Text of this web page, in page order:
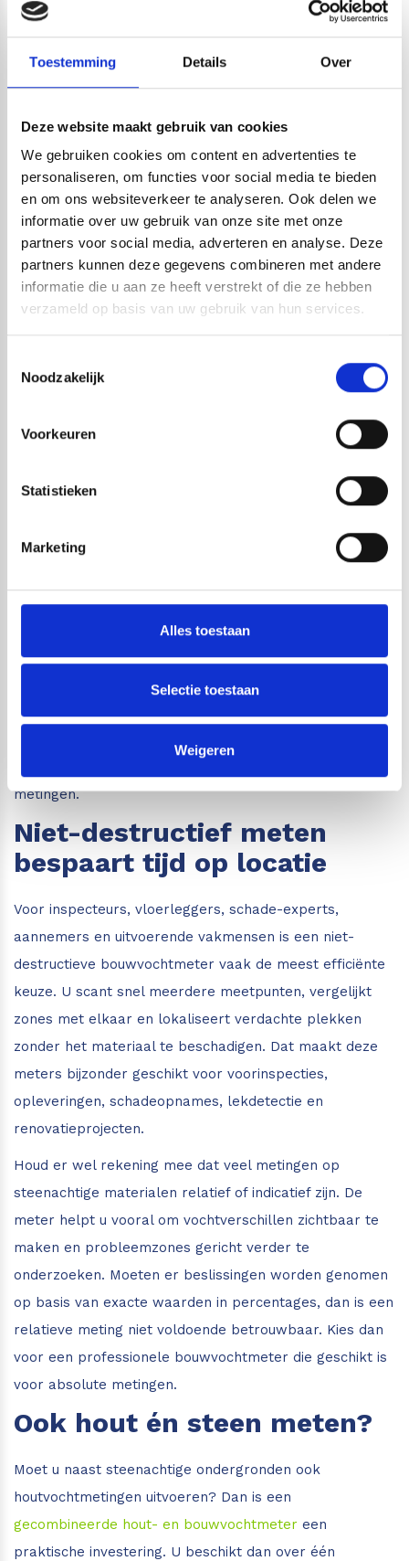
Toestemming Details Over
Deze website maakt gebruik van cookies
We gebruiken cookies om content en advertenties te
personaliseren, om functies voor social media te bieden
en om ons websiteverkeer te analyseren. Ook delen we
informatie over uw gebruik van onze site met onze
partners voor social media, adverteren en analyse. Deze
partners kunnen deze gegevens combineren met andere
informatie die u aan ze heeft verstrekt of die ze hebben
verzameld op basis van uw gebruik van hun services.
Noodzakelijk
Voorkeuren
Statistieken
Marketing
Alles toestaan
Selectie toestaan
Weigeren
Aanbevolen vochtmeters
voor beton en steen
De juiste keuze hangt af van de manier waarop u de
steen en cement is een compacte niet-destructieve
vochtmeter vaak voldoende. Voor professionele
vloercontrole of rapportage zijn meters met absolute
meetwaarden verstandiger. Werkt u met meerdere
materialen, zoals hout, beton, steen en bouwplaten,
dan is een gecombineerde vochtmeter vaak de meest
praktische keuze.
Voor snelle screening:
kies een niet-destructieve
en vloeren.
een professionele meter die absolute
Voor schadeherstel en inspectie:
kies een
bouwvochtmeter waarmee u snel vochtpatronen
en probleemzones opspoort.
Wilt u gericht advies? Neem dancontact met ons op
helpen u graag bij het kiezen van de juiste vochtmeter
metingen.
Niet-destructief meten
bespaart tijd op locatie
Voor inspecteurs, vloerleggers, schade-experts,
aannemers en uitvoerende vakmensen is een niet-
destructieve bouwvochtmeter vaak de meest efficiënte
keuze. U scant snel meerdere meetpunten, vergelijkt
zones met elkaar en lokaliseert verdachte plekken
zonder het materiaal te beschadigen. Dat maakt deze
meters bijzonder geschikt voor voorinspecties,
opleveringen, schadeopnames, lekdetectie en
renovatieprojecten.
Houd er wel rekening mee dat veel metingen op
steenachtige materialen relatief of indicatief zijn. De
meter helpt u vooral om vochtverschillen zichtbaar te
maken en probleemzones gericht verder te
onderzoeken. Moeten er beslissingen worden genomen
op basis van exacte waarden in percentages, dan is een
relatieve meting niet voldoende betrouwbaar. Kies dan
voor een professionele bouwvochtmeter die geschikt is
voor absolute metingen.
Ook hout én steen meten?
Moet u naast steenachtige ondergronden ook
houtvochtmetingen uitvoeren? Dan is een
gecombineerde hout- en bouwvochtmeter een
praktische investering. U beschikt dan over één